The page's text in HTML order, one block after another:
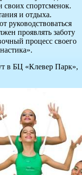
своих спортсменок.
и отдыха.
руководствоваться
проявлять заботу
процесс своего
в БЦ «Клевер Парк»,